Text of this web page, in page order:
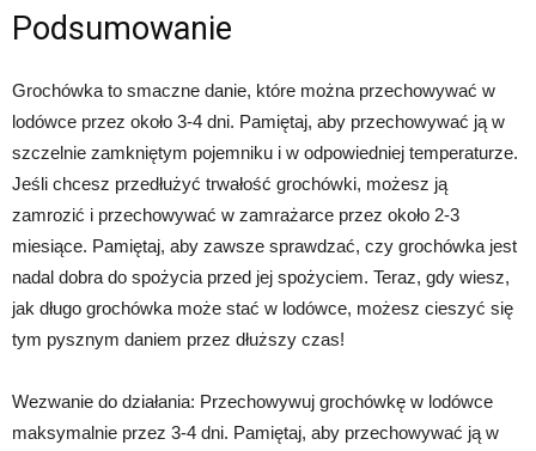
Podsumowanie
Grochówka to smaczne danie, które można przechowywać w
lodówce przez około 3-4 dni. Pamiętaj, aby przechowywać ją w
szczelnie zamkniętym pojemniku i w odpowiedniej temperaturze.
Jeśli chcesz przedłużyć trwałość grochówki, możesz ją
zamrozić i przechowywać w zamrażarce przez około 2-3
miesiące. Pamiętaj, aby zawsze sprawdzać, czy grochówka jest
nadal dobra do spożycia przed jej spożyciem. Teraz, gdy wiesz,
jak długo grochówka może stać w lodówce, możesz cieszyć się
tym pysznym daniem przez dłuższy czas!
Wezwanie do działania: Przechowywuj grochówkę w lodówce
maksymalnie przez 3-4 dni. Pamiętaj, aby przechowywać ją w